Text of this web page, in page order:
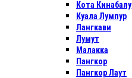
Кота Кинабалу
Куала Лумпур
Лангкави
Лумут
Малакка
Пангкор
Пангкор Лаут